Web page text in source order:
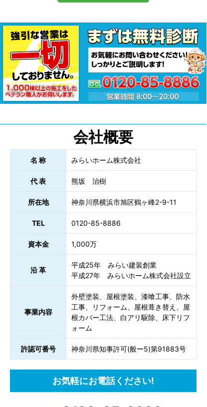
会社概要
名 称 みらいホーム株式会社
代 表 熊坂 治樹
所在地 神奈川県横浜市旭区鶴ヶ峰2-9-11
TEL 0120-85-8886
資本金 1,000万
沿 革
平成25年 みらい建装創業
平成27年 みらいホーム株式会社設立
事業内容
外壁塗装、屋根塗装、漆喰工事、防水
工事、リフォーム、屋根葺き替え、屋
根カバー工法、白アリ駆除、床下リフ
ォーム
許認可番号 神奈川県知事許可(般ー5)第91883号
お気軽にお電話ください!